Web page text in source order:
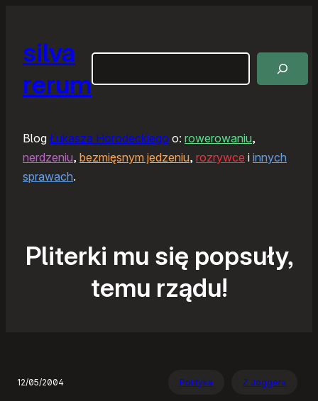
silva
rerum
Blog Łukasza Horodeckiego o: rowerowaniu,
nerdzeniu, bezmięsnym jedzeniu, rozrywce i innych
sprawach.
Pliterki mu się popsuły,
temu rządu!
12/05/2004 Polityka Z Joggera